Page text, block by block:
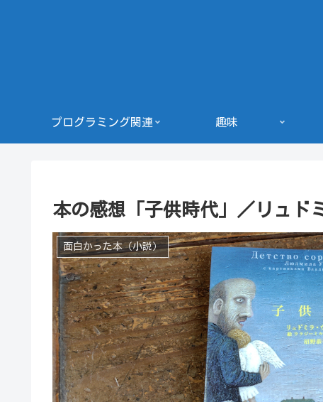
プログラミング関連 趣味
本の感想「子供時代」／リュド
面白かった本（小説）